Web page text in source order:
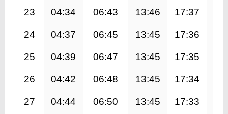
23 04:34 06:43 13:46 17:37
24 04:37 06:45 13:45 17:36
25 04:39 06:47 13:45 17:35
26 04:42 06:48 13:45 17:34
27 04:44 06:50 13:45 17:33